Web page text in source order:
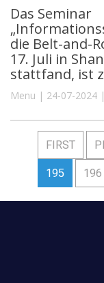
Das Seminar
die Belt-and-
17. Juli in
stattfand, ist
Menu | 24-07-2024
FIRST
195 196